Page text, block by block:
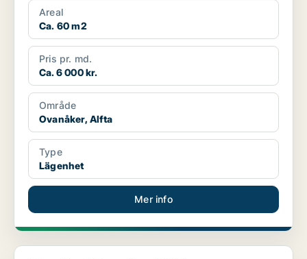
Areal
Ca. 60 m2
Pris pr. md.
Ca. 6 000 kr.
Område
Ovanåker, Alfta
Type
Lägenhet
Mer info
Lägenhet i Ovanåker, Edsbyn